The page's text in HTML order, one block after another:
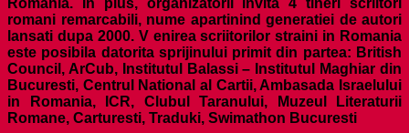
Romania. In plus, organizatorii invita4 tineri scriitori
romani remarcabili, nume apartinind generatiei de autori
lansati dupa 2000. V enirea scriitorilor straini in Romania
este posibila datorita sprijinului primit din partea: British
Council, ArCub, Institutul Balassi – Institutul Maghiar din
Bucuresti, Centrul National al Cartii, Ambasada Israelului
in Romania, ICR, Clubul Taranului, Muzeul Literaturii
Romane, Carturesti, Traduki, Swimathon Bucuresti